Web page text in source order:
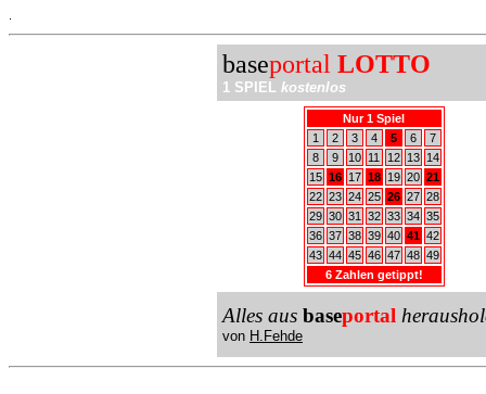
baseportal LOTTO
1 SPIEL kostenlos
Nur 1 Spiel
1
2 3 4 5 6
7
8
9 10 11 12 13
14
15 16 17 18 19 20 21
22 23 24 25 26 27 28
29 30 31 32 33 34 35
36 37 38 39 40 41 42
43 44 45 46 47 48 49
6 Zahlen getippt!
Alles aus baseportal
von H.Fehde